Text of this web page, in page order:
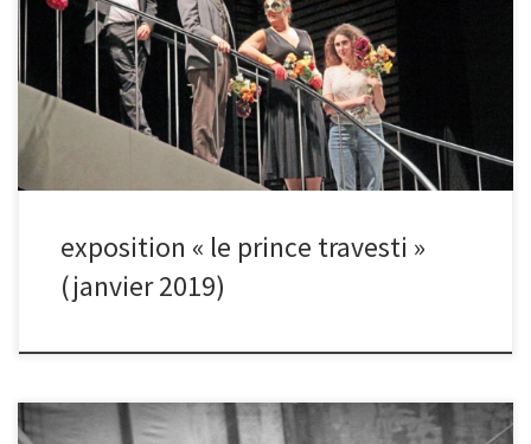
Les photos ont été prises lors des répétitions de la troupe à la
Fabrique des Arts à Malakoff. Cet exercice a été l’opportunité de
saisir avec une grande sensibilité le jeu des acteurs. La sélection
des photos a produit une série d’environ 40 photos. L’exposition a
eu lieu en Janvier 2019 au Foyer bar du Théâtre 71. Vous pouvez
visualiser le […]
exposition « le prince travesti »
(janvier 2019)